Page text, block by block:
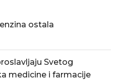
ostala
Svetog
medicine i farmacije